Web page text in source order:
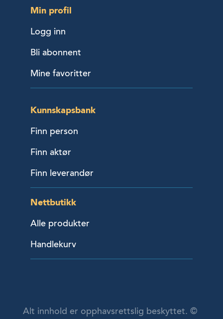
Min profil
Logg inn
Bli abonnent
Mine favoritter
Kunnskapsbank
Finn person
Finn aktør
Finn leverandør
Nettbutikk
Alle produkter
Handlekurv
Alt innhold er opphavsrettslig beskyttet. ©